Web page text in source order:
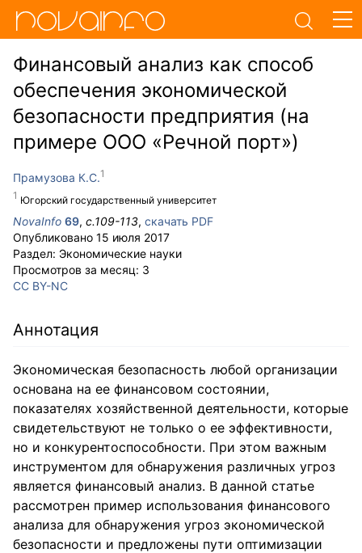
Финансовый анализ как способ
обеспечения экономической
безопасности предприятия (на
примере ООО «Речной порт»)
Прамузова К.С.
Югорский государственный университет
NovaInfo 69, с.109-113, скачать PDF
Опубликовано 15 июля 2017
Раздел: Экономические науки
Просмотров за месяц: 3
CC BY-NC
Аннотация
Экономическая безопасность любой организации
основана на ее финансовом состоянии,
показателях хозяйственной деятельности, которые
свидетельствуют не только о ее эффективности,
но и конкурентоспособности. При этом важным
инструментом для обнаружения различных угроз
является финансовый анализ. В данной статье
рассмотрен пример использования финансового
анализа для обнаружения угроз экономической
безопасности и предложены пути оптимизации